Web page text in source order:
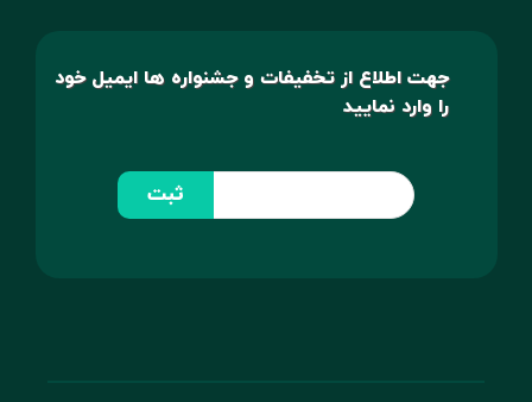
جهت اطلاع از تخفیفات و جشنواره ها ایمیل خود
را وارد نمایید
ثبت